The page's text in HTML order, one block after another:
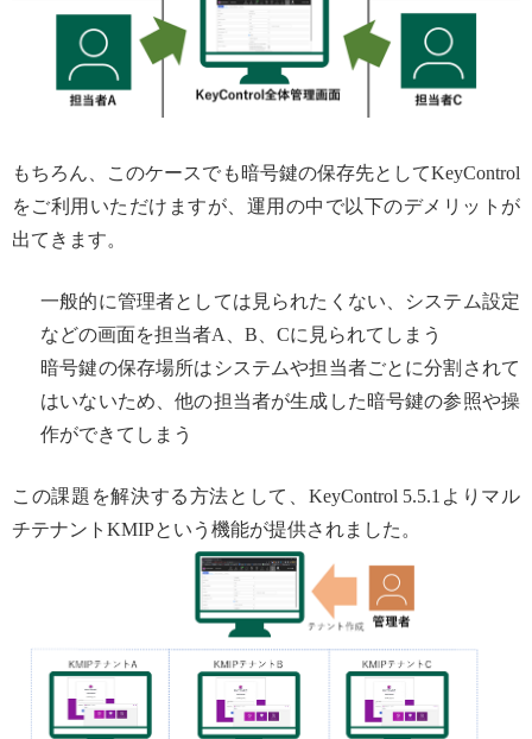
もちろん、このケースでも暗号鍵の保存先としてKeyControl
をご利用いただけますが、運用の中で以下のデメリットが
出てきます。
一般的に管理者としては見られたくない、システム設定
などの画面を担当者A、B、Cに見られてしまう
暗号鍵の保存場所はシステムや担当者ごとに分割されて
はいないため、他の担当者が生成した暗号鍵の参照や操
作ができてしまう
この課題を解決する方法として、KeyControl 5.5.1よりマル
チテナントKMIPという機能が提供されました。